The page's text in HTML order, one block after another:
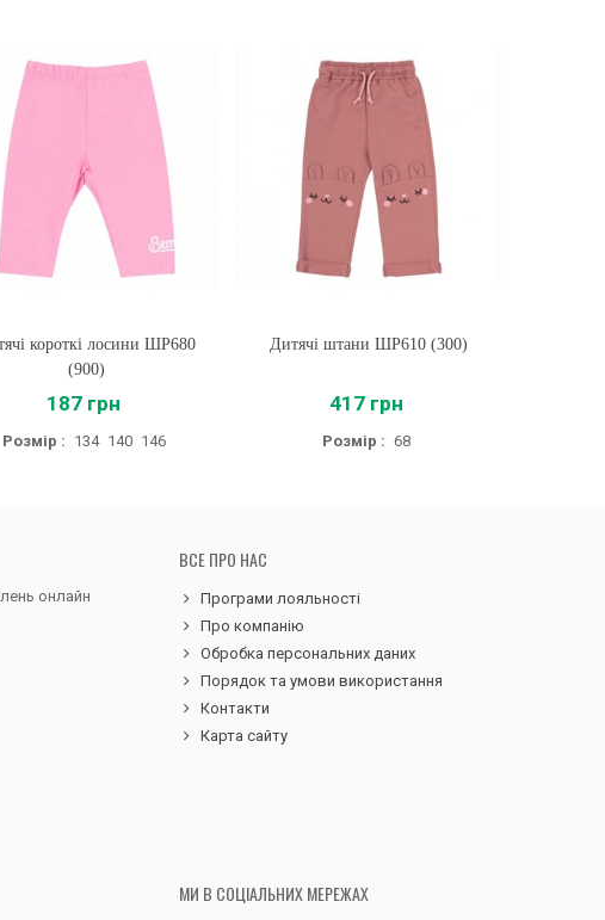
Купити
короткі лосини ШР680
(900)
187 грн
Розмір : 134 140 146
Купити
Дитячі штани ШР610 (300)
417 грн
Розмір : 68
онлайн
ВСЕ ПРО НАС
Програми лояльності
Про компанію
Обробка персональних даних
Порядок та умови використання
Контакти
Карта сайту
МИ В СОЦІАЛЬНИХ МЕРЕЖАХ